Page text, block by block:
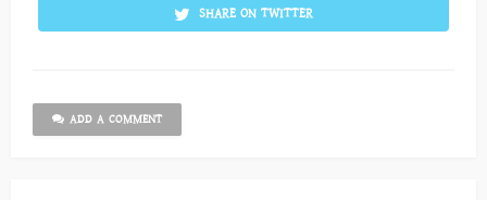
SHARE ON TWITTER
ADD A COMMENT